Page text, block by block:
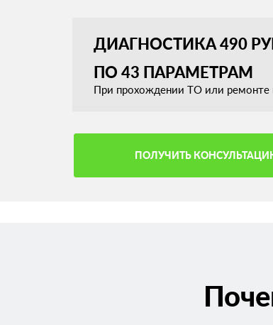
ДИАГНОСТИКА 490
ПО 43 ПАРАМЕТРАМ
При прохождении ТО или ремонте
ПОЛУЧИТЬ